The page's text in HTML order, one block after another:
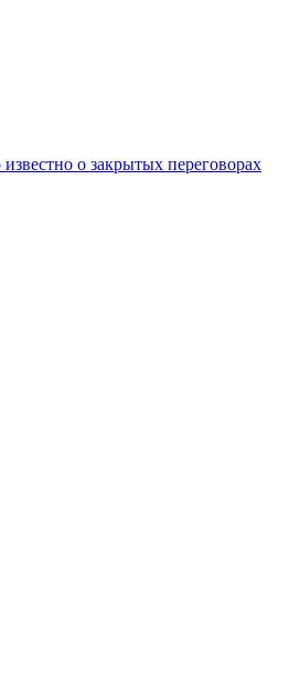
о закрытых переговорах